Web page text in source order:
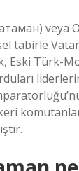
veya
tabirle
Eski Türk-